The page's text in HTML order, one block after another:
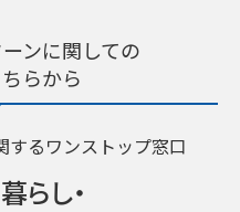
ンに関しての
らから
するワンストップ窓口
らし・